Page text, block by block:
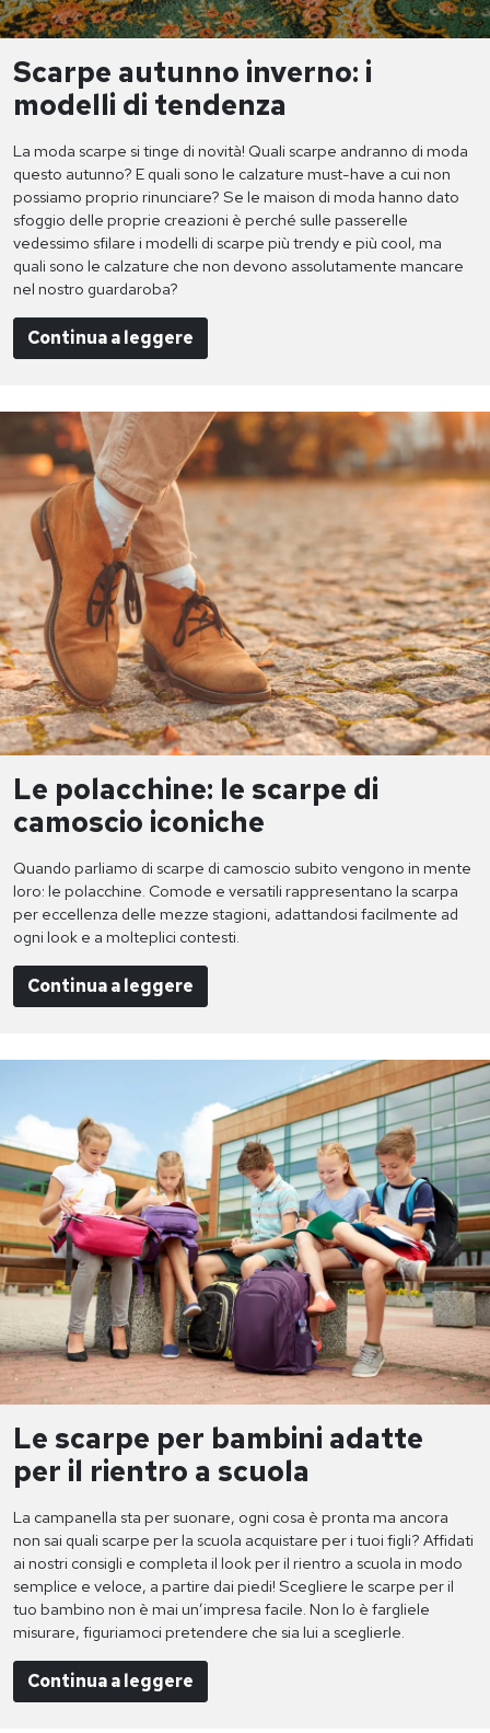
Scarpe autunno inverno: i
modelli di tendenza
La moda scarpe si tinge di novità! Quali scarpe andranno di moda
questo autunno? E quali sono le calzature must-have a cui non
possiamo proprio rinunciare? Se le maison di moda hanno dato
sfoggio delle proprie creazioni è perché sulle passerelle
vedessimo sfilare i modelli di scarpe più trendy e più cool, ma
quali sono le calzature che non devono assolutamente mancare
nel nostro guardaroba?
Continua a leggere
Le polacchine: le scarpe di
camoscio iconiche
Quando parliamo di scarpe di camoscio subito vengono in mente
loro: le polacchine. Comode e versatili rappresentano la scarpa
per eccellenza delle mezze stagioni, adattandosi facilmente ad
ogni look e a molteplici contesti.
Continua a leggere
Le scarpe per bambini adatte
per il rientro a scuola
La campanella sta per suonare, ogni cosa è pronta ma ancora
non sai quali scarpe per la scuola acquistare per i tuoi figli? Affidati
ai nostri consigli e completa il look per il rientro a scuola in modo
semplice e veloce, a partire dai piedi! Scegliere le scarpe per il
tuo bambino non è mai un’impresa facile. Non lo è fargliele
misurare, figuriamoci pretendere che sia lui a sceglierle.
Continua a leggere